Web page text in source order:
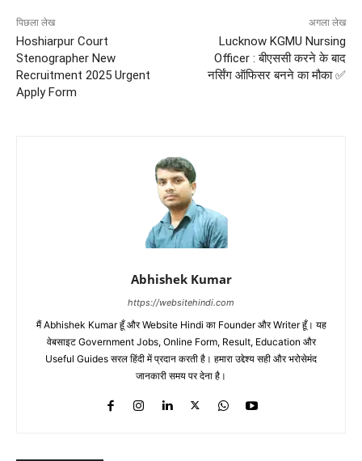
पिछला लेख
Hoshiarpur Court
Stenographer New
Recruitment 2025 Urgent
Apply Form
अगला लेख
Lucknow KGMU Nursing
Officer : बीएससी करने के बाद
नर्सिंग ऑफिसर बनने का मौका ✅
Abhishek Kumar
https://websitehindi.com
मैं Abhishek Kumar हूँ और Website Hindi का Founder और Writer हूँ। यह
वेबसाइट Government Jobs, Online Form, Result, Education और
Useful Guides सरल हिंदी में प्रदान करती है। हमारा उद्देश्य सही और भरोसेमंद
जानकारी समय पर देना है।